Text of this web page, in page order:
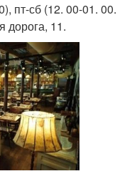
пт-сб (12. 00-01. 00.
дорога, 11.